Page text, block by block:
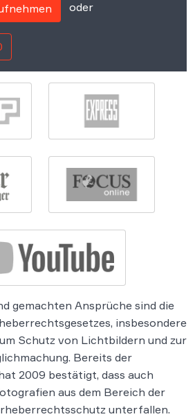
oder
gemachten Ansprüche sind die
insbesondere
Schutz von Lichtbildern und zur
Bereits der
2009 bestätigt, dass auch
aus dem Bereich der
unterfallen.